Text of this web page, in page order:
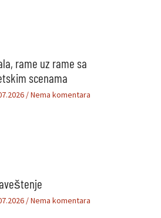
rame uz rame sa
scenama
Nema komentara
Nema komentara